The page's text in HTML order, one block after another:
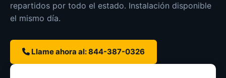
repartidos por todo el estado. Instalación disponible
el mismo día.
Llame ahora al: 844-387-0326